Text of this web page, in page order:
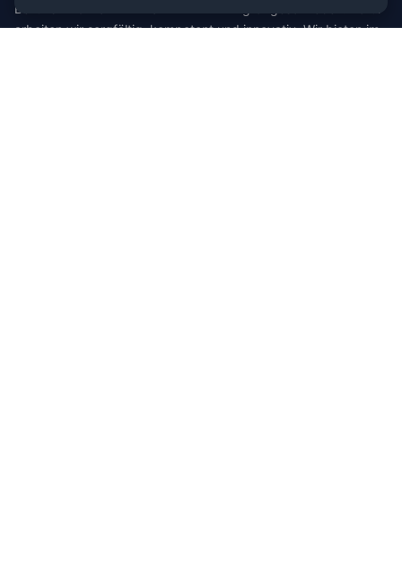
Bei uns wird KUNDENZUFRIEDENHEIT großgeschrieben. Dafür
arbeiten wir sorgfältig, kompetent und innovativ. Wir bieten im